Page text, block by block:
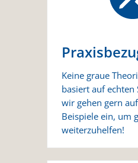
Keine graue
basiert auf
wir gehen gern
Beispiele ein, um
weiterzuhelfen!